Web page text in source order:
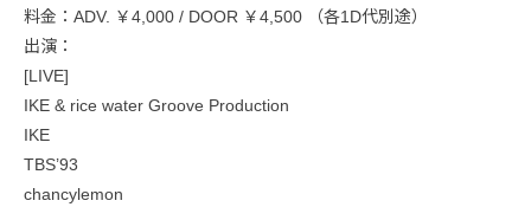
料金：ADV. ￥4,000 / DOOR ￥4,500 （各1D代別途）
出演：
[LIVE]
IKE & rice water Groove Production
IKE
TBS’93
chancylemon